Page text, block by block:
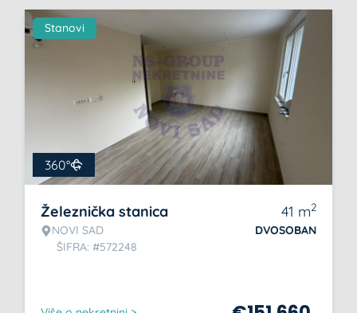
Stanovi
360°
Železnička stanica
NOVI SAD
ŠIFRA: #572248
41 m2
DVOSOBAN